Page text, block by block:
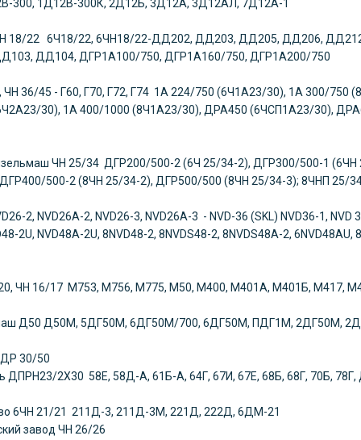
300, 1Д12В-300К, 2Д12Б, 3Д12А, 3Д12АЛ, 7Д12А-1
18/22 6Ч18/22, 6ЧН18/22-ДД202, ДД203, ДД205, ДД206,
ДД104, ДГР1А100/750, ДГР1А160/750, ДГР1А200/750
ЧН 36/45 - Г60, Г70, Г72, Г74 1А 224/750 (6Ч1А23/30), 1А 300/
30), 1А 400/1000 (8Ч1А23/30), ДРА450 (6ЧСП1А23/30),
ЧН 25/34 ДГР200/500-2 (6Ч 25/34-2), ДГР300/500-1
500-2 (8ЧН 25/34-2), ДГР500/500 (8ЧН 25/34-3); 8ЧНП
2, NVD26A-2, NVD26-3, NVD26A-3 - NVD-36 (SKL) NVD36-1,
2U, NVD48A-2U, 8NVD48-2, 8NVDS48-2, 8NVDS48A-2,
ЧН 16/17 М753, М756, М775, М50, М400, М401А, М401Б,
Д50 Д50М, 5ДГ50М, 6ДГ50М/700, 6ДГ50М, ПДГ1М, 2ДГ50М,
ДР 30/50
ДПРН23/2Х30 58Е, 58Д-А, 61Б-А, 64Г, 67И, 67Е, 68Б, 68Г, 70Б,
6ЧН 21/21 211Д-3, 211Д-3М, 221Д, 222Д, 6ДМ-21
завод ЧН 26/26